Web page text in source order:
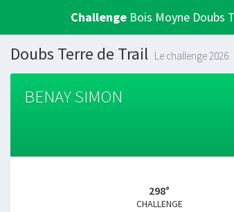
Challenge Bois Moyne Doubs
Doubs Terre de Trail Le challenge 2026
BENAY SIMON
298°
CHALLENGE